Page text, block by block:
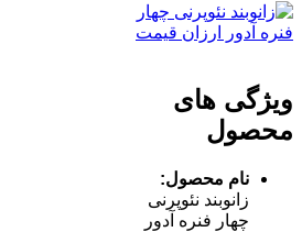
ویژگی های
محصول
نام محصول:
زانوبند نئوپرنی
چهار فنره آدور